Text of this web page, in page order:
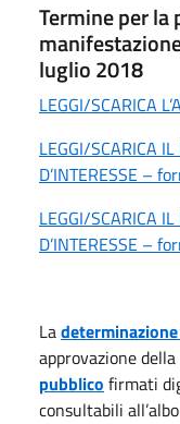
Termine per la
luglio 2018
LEGGI/SCARICA
LEGGI/SCARICA
D’INTERESSE –
LEGGI/SCARICA
D’INTERESSE –
La
approvazione
pubblico firmati
consultabili